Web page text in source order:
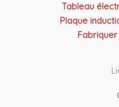
Tableau
Plaque